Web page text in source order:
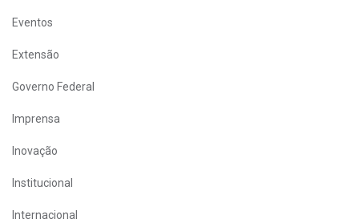
Eventos
Extensão
Governo Federal
Imprensa
Inovação
Institucional
Internacional